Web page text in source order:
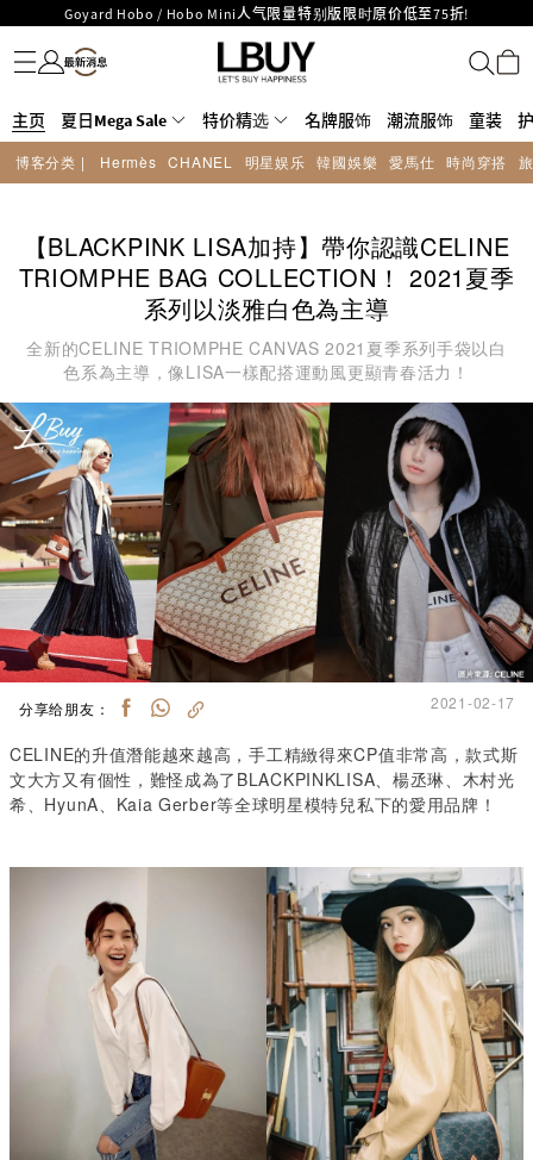
LBuy呈献 - Hermès 及 Chanel 手袋及首饰低至6折，立即入手!
LBuy Nintendo Switch / Nintendo Switch 2 正规商品零售店登陆MOKO 4楼
426号铺！
MOKO 1楼175号铺旗舰店特设名牌Hermès、CHANEL及LV专区！
购物满HKD500即享免运费！
LBuy获香港知识产权署颁发2026《正版正货承诺》商标
LBuy MEGA SALE 精选名牌手袋及小皮具低至6折
名牌服饰
潮流服饰
童装
护肤美妆
香水香薰
个人护理
母婴护理
游戏及精品玩具
文仪用品
家居生活
电子产品
美食
医药保健
运动与户外用品
主页 夏日Mega Sale 特价精选 名牌服饰 潮流服饰 童装
博客分类 | Hermès CHANEL 明星娱乐 韓國娛樂 愛馬仕 時尚穿搭
【BLACKPINK LISA加持】帶你認識CELINE
TRIOMPHE BAG COLLECTION！ 2021夏季
系列以淡雅白色為主導
全新的CELINE TRIOMPHE CANVAS 2021夏季系列手袋以白
色系為主導，像LISA一樣配搭運動風更顯青春活力！
分享给朋友： 2021-02-17
CELINE的升值潛能越來越高，手工精緻得來CP值非常高，款式斯
文大方又有個性，難怪成為了BLACKPINKLISA、楊丞琳、木村光
希、HyunA、Kaia Gerber等全球明星模特兒私下的愛用品牌！